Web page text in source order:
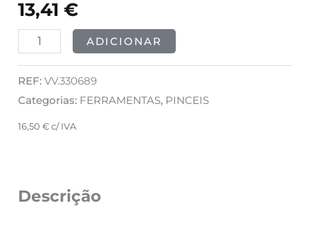
13,41€
002
ADICIONAR
REF:VV.330689
Categorias: FERRAMENTAS, PINCEIS
16,50€ c/ IVA
Descrição